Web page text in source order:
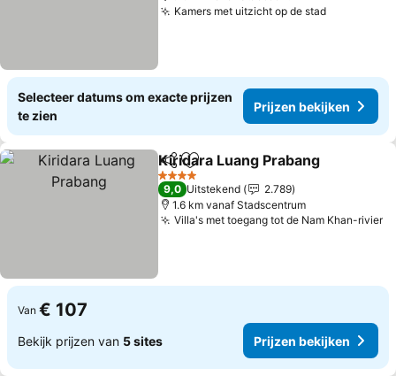
Kamers met uitzicht op de stad
Selecteer datums om exacte prijzen
te zien
Prijzen bekijken
DelenToevoegen aan favorieten
Kiridara Luang Prabang
4 Sterren
9,0 Uitstekend
2.789
1.6 km vanaf Stadscentrum
Villa's met toegang tot de Nam Khan-rivier
Van € 107
Bekijk prijzen van 5 sites Prijzen bekijken